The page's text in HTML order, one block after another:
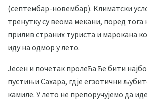
(септембар-новембар). Климатски
тренутку су веома мекани, поред тога
прилив страних туриста и марокана
иду на одмор у лето.
Јесен и почетак пролећа ће бити
пустињи Сахара, гдје егзотични
камиле. У лето не препоручујемо да